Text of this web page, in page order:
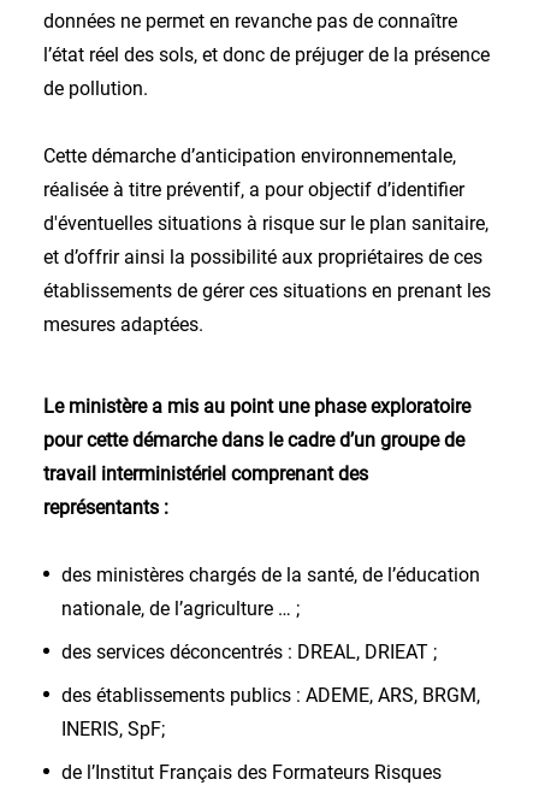
données ne permet en revanche pas de connaître
l’état réel des sols, et donc de préjuger de la présence
de pollution.
Cette démarche d’anticipation environnementale,
réalisée à titre préventif, a pour objectif d’identifier
d'éventuelles situations à risque sur le plan sanitaire,
et d’offrir ainsi la possibilité aux propriétaires de ces
établissements de gérer ces situations en prenant les
mesures adaptées.
Le ministère a mis au point une phase exploratoire
pour cette démarche dans le cadre d’un groupe de
travail interministériel comprenant des
représentants :
des ministères chargés de la santé, de l’éducation
nationale, de l’agriculture … ;
des services déconcentrés : DREAL, DRIEAT ;
des établissements publics : ADEME, ARS, BRGM,
INERIS, SpF;
de l’Institut Français des Formateurs Risques